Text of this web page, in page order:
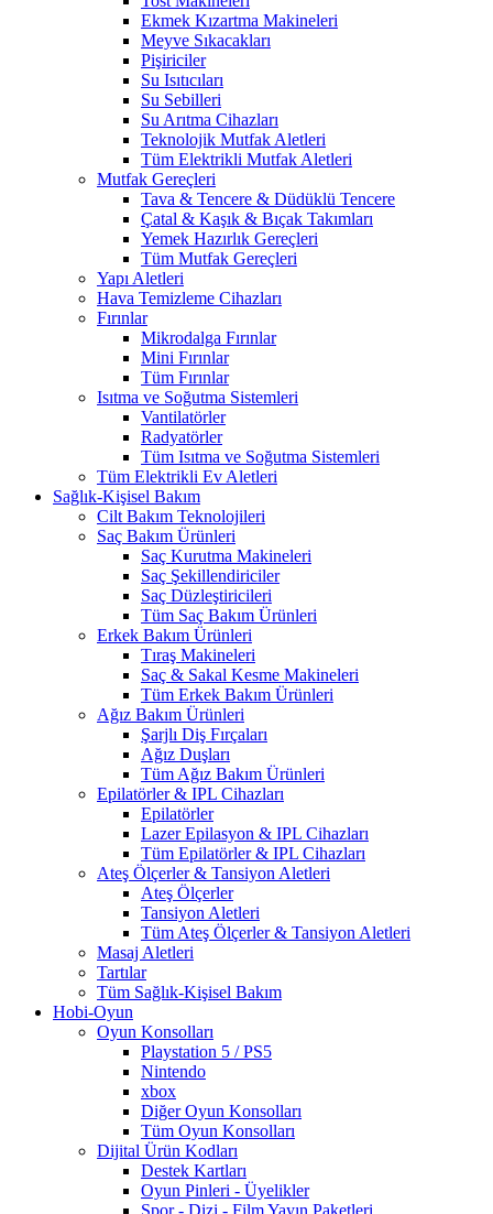
Ekmek Kızartma Makineleri
Meyve Sıkacakları
Pişiriciler
Su Isıtıcıları
Su Sebilleri
Su Arıtma Cihazları
Teknolojik Mutfak Aletleri
Tüm Elektrikli Mutfak Aletleri
Mutfak Gereçleri
Tava & Tencere & Düdüklü Tencere
Çatal & Kaşık & Bıçak Takımları
Yemek Hazırlık Gereçleri
Tüm Mutfak Gereçleri
Yapı Aletleri
Hava Temizleme Cihazları
Fırınlar
Mikrodalga Fırınlar
Mini Fırınlar
Tüm Fırınlar
Isıtma ve Soğutma Sistemleri
Vantilatörler
Radyatörler
Tüm Isıtma ve Soğutma Sistemleri
Tüm Elektrikli Ev Aletleri
Sağlık-Kişisel Bakım
Cilt Bakım Teknolojileri
Saç Bakım Ürünleri
Saç Kurutma Makineleri
Saç Şekillendiriciler
Saç Düzleştiricileri
Tüm Saç Bakım Ürünleri
Erkek Bakım Ürünleri
Tıraş Makineleri
Saç & Sakal Kesme Makineleri
Tüm Erkek Bakım Ürünleri
Ağız Bakım Ürünleri
Şarjlı Diş Fırçaları
Ağız Duşları
Tüm Ağız Bakım Ürünleri
Epilatörler & IPL Cihazları
Epilatörler
Lazer Epilasyon & IPL Cihazları
Tüm Epilatörler & IPL Cihazları
Ateş Ölçerler & Tansiyon Aletleri
Ateş Ölçerler
Tansiyon Aletleri
Tüm Ateş Ölçerler & Tansiyon Aletleri
Masaj Aletleri
Tartılar
Tüm Sağlık-Kişisel Bakım
Hobi-Oyun
Oyun Konsolları
Playstation 5 / PS5
Nintendo
xbox
Diğer Oyun Konsolları
Tüm Oyun Konsolları
Dijital Ürün Kodları
Destek Kartları
Oyun Pinleri - Üyelikler
Spor - Dizi - Film Yayın Paketleri